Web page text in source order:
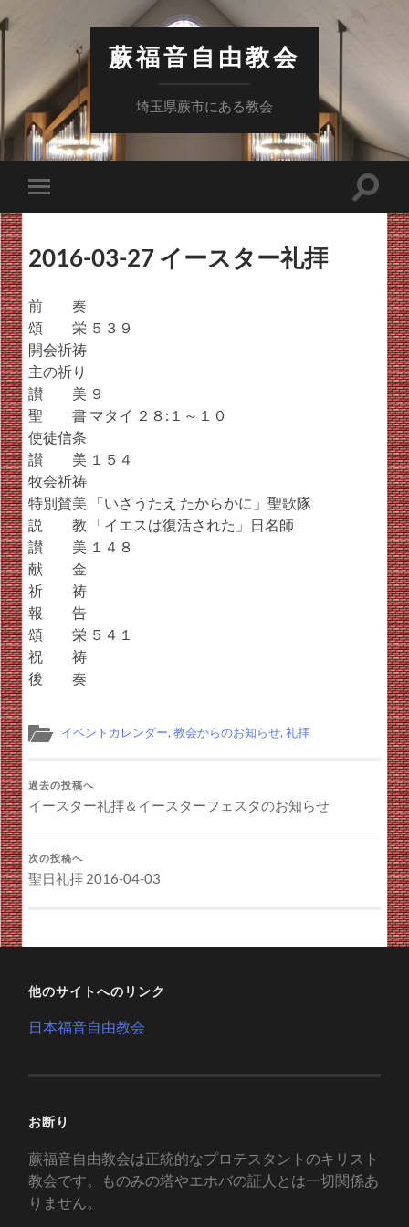
蕨福音自由教会
埼玉県蕨市にある教会
モ
バ
メ
ー
り
替
え
る
検
2016-03-27 イースター礼拝
前 奏
頌 栄 ５３９
開会祈祷
主の祈り
讃 美 ９
聖 書 マタイ ２８:１～１０
使徒信条
讃 美 １５４
牧会祈祷
特別賛美 「いざうたえ たからかに」聖歌隊
説 教 「イエスは復活された」日名師
讃 美 １４８
献 金
祈 祷
報 告
頌 栄 ５４１
祝 祷
後 奏
イベントカレンダー,教会からのお知らせ,礼拝
過去の投稿へ
イースター礼拝＆イースターフェスタのお知らせ
次の投稿へ
聖日礼拝 2016-04-03
他のサイトへのリンク
日本福音自由教会
お断り
蕨福音自由教会は正統的なプロテスタントのキリスト
教会です。ものみの塔やエホバの証人とは一切関係あ
りません。